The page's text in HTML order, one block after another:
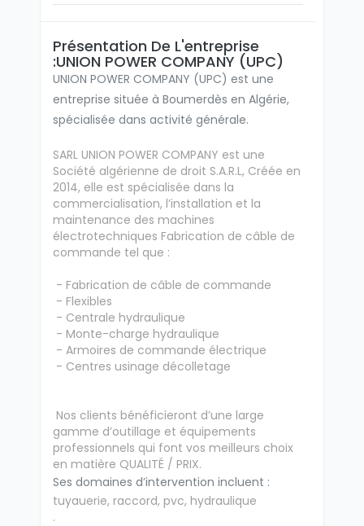
Présentation De L'entreprise
:UNION POWER COMPANY (UPC)
UNION POWER COMPANY (UPC) est une
entreprise située à Boumerdès en Algérie,
spécialisée dans activité générale.
SARL UNION POWER COMPANY est une
Société algérienne de droit S.A.R.L, Créée en
2014, elle est spécialisée dans la
commercialisation, l’installation et la
maintenance des machines
électrotechniques Fabrication de câble de
commande tel que :
- Fabrication de câble de commande
- Flexibles
- Centrale hydraulique
- Monte-charge hydraulique
- Armoires de commande électrique
- Centres usinage décolletage
Nos clients bénéficieront d’une large
gamme d’outillage et équipements
professionnels qui font vos meilleurs choix
en matière QUALITÉ / PRIX.
Ses domaines d’intervention incluent :
tuyauerie, raccord, pvc, hydraulique
.